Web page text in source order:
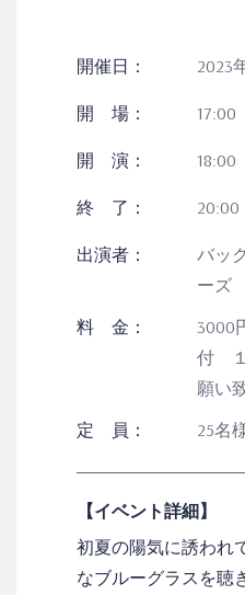
開催日： 2023
開 場： 17:00
開 演： 18:00
終 了： 20:00
出演者：
バッ
ーズ
料 金：
3000
付 １
願い
定 員：
25名
【イベント詳細】
初夏の陽気に誘われ
なブルーグラスを聴